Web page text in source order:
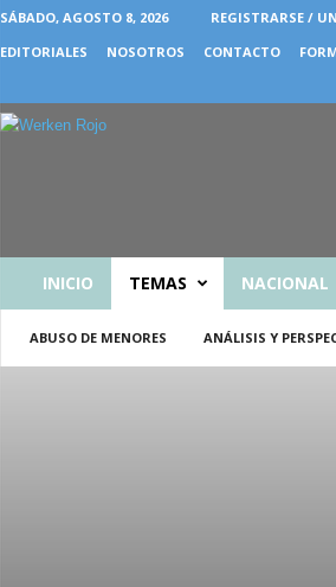
SÁBADO, AGOSTO 8, 2026
REGISTRARSE /
EDITORIALES
NOSOTROS CONTACTO
INICIO TEMAS NACIONAL
ABUSO DE MENORES ANÁLISIS Y